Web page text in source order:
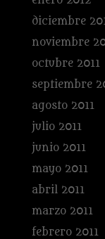
diciembre
noviembre
octubre 2011
septiembre
agosto 2011
julio 2011
junio 2011
mayo 2011
abril 2011
marzo 2011
febrero 2011